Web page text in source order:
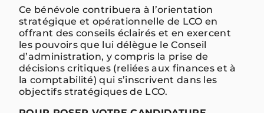
Ce bénévole contribuera à l’orientation
stratégique et opérationnelle de LCO en
offrant des conseils éclairés et en exercent
les pouvoirs que lui délègue le Conseil
d’administration, y compris la prise de
décisions critiques (reliées aux finances et à
la comptabilité) qui s’inscrivent dans les
objectifs stratégiques de LCO.